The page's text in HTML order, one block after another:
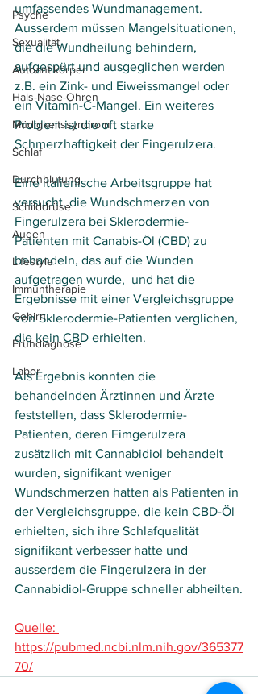
Psyche
Sexualität
Autoantikörper
Hals-Nase-Ohren
Müdigkeitssyndrom
Schlaf
Durchblutung
Schilddrüse
Augen
Lifestyle
Immuntherapie
Gehirn
Frühdiagnose
Labor
umfassendes Wundmanagement.
Ausserdem müssen Mangelsituationen,
die die Wundheilung behindern,
aufgespürt und ausgeglichen werden
z.B. ein Zink- und Eiweissmangel oder
ein Vitamin-C-Mangel. Ein weiteres
Problem ist die oft starke
Schmerzhaftigkeit der Fingerulzera.
Eine italienische Arbeitsgruppe hat
versucht, die Wundschmerzen von
Fingerulzera bei Sklerodermie-
Patienten mit Canabis-Öl (CBD) zu
behandeln, das auf die Wunden
aufgetragen wurde,  und hat die
Ergebnisse mit einer Vergleichsgruppe
von Sklerodermie-Patienten verglichen,
die kein CBD erhielten.
Als Ergebnis konnten die
behandelnden Ärztinnen und Ärzte
feststellen, dass Sklerodermie-
Patienten, deren Fimgerulzera
zusätzlich mit Cannabidiol behandelt
wurden, signifikant weniger
Wundschmerzen hatten als Patienten in
der Vergleichsgruppe, die kein CBD-Öl
erhielten, sich ihre Schlafqualität
signifikant verbesser hatte und
ausserdem die Fingerulzera in der
Cannabidiol-Gruppe schneller abheilten.
Quelle:
https://pubmed.ncbi.nlm.nih.gov/365377
70/